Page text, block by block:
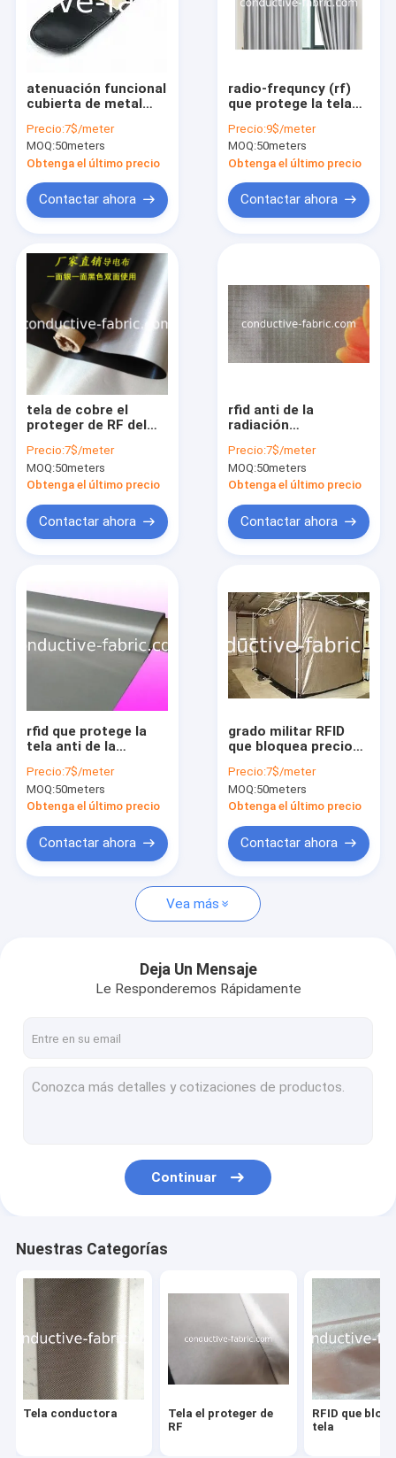
Productos
Sobre nosotros
Visita a la fábrica
Solicitar una cotización
Tela el proteger de RF
Tela anti de la radiación
Emf que protege la tela
Conexión a tierra de la hoja
Hilado conductor
Tejidos magnéticos para la salud
atenuación funcional
cubierta de metal
de la señal-parada
anti-rf
Precio:7$/meter
MOQ:50meters
Obtenga el último precio
Contactar ahora
radio-frequncy (rf)
que protege la tela
del níquel de la tela
Precio:9$/meter
MOQ:50meters
Obtenga el último precio
Contactar ahora
tela de cobre el
proteger de RF del
para las bolsas del
teléfono
Precio:7$/meter
MOQ:50meters
Obtenga el último precio
Contactar ahora
rfid anti de la
radiación
que bloquea la tela
del cobre del níquel
Precio:7$/meter
MOQ:50meters
Obtenga el último precio
Contactar ahora
rfid que protege la
tela anti de la
electromágnetica
para las bolsas del
teléfono
Precio:7$/meter
MOQ:50meters
Obtenga el último precio
Contactar ahora
grado militar RFID
que bloquea precio
conductora de cobre
del níquel
Precio:7$/meter
MOQ:50meters
Obtenga el último precio
Contactar ahora
Vea más
Deja Un Mensaje
Le Responderemos Rápidamente
Continuar
Nuestras Categorías
Tela conductora
Tela el proteger de
RF
RFID que
tela